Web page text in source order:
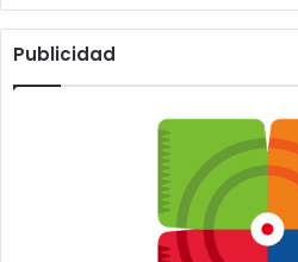
Publicidad